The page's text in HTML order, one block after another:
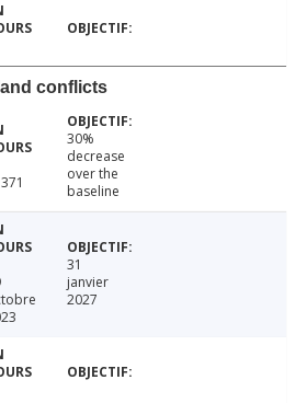
conflicts
30%
decrease
over the
baseline
31
janvier
2027